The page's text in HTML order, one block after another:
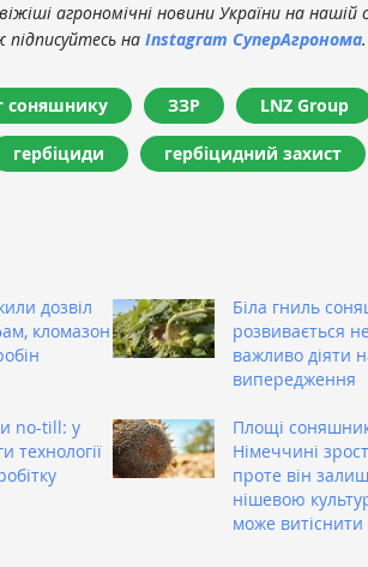
агрономічні новини України на нашій
на Instagram СуперАгронома.
соняшнику ЗЗР LNZ Group
гербіциди гербіцидний захист
дозвіл
кломазон
Біла гниль
розвивається
важливо діяти
випередження
no-till: у
технології
Площі
Німеччині
проте він
нішевою
може витіснити